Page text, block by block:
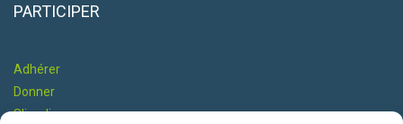
PARTICIPER
Adhérer
Donner
S'impliquer